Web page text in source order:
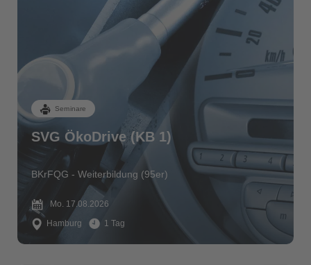
Seminare
SVG ÖkoDrive (KB 1)
BKrFQG - Weiterbildung (95er)
Mo. 17.08.2026
Hamburg
1 Tag